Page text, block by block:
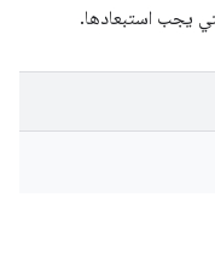
يجب استبعادها.